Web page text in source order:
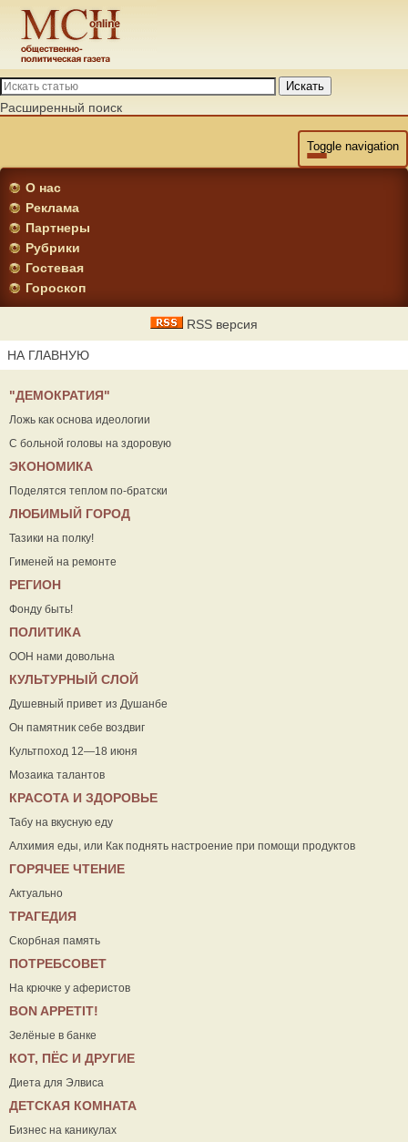
Искать
Расширенный поиск
Toggle navigation
О нас
Реклама
Партнеры
Рубрики
Гостевая
Гороскоп
RSS версия
НА ГЛАВНУЮ
"ДЕМОКРАТИЯ"
Ложь как основа идеологии
С больной головы на здоровую
ЭКОНОМИКА
Поделятся теплом по-братски
ЛЮБИМЫЙ ГОРОД
Тазики на полку!
Гименей на ремонте
РЕГИОН
Фонду быть!
ПОЛИТИКА
ООН нами довольна
КУЛЬТУРНЫЙ СЛОЙ
Душевный привет из Душанбе
Он памятник себе воздвиг
Культпоход 12—18 июня
Мозаика талантов
КРАСОТА И ЗДОРОВЬЕ
Табу на вкусную еду
Алхимия еды, или Как поднять настроение при помощи продуктов
ГОРЯЧЕЕ ЧТЕНИЕ
Актуально
ТРАГЕДИЯ
Скорбная память
ПОТРЕБСОВЕТ
На крючке у аферистов
ВON APPETIT!
Зелёные в банке
КОТ, ПЁС И ДРУГИЕ
Диета для Элвиса
ДЕТСКАЯ КОМНАТА
Бизнес на каникулах